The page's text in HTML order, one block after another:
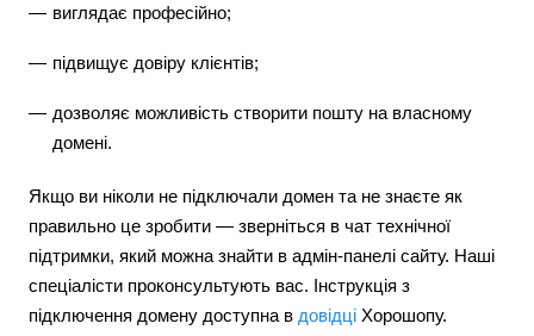
виглядає професійно;
підвищує довіру клієнтів;
дозволяє можливість створити пошту на власному
домені.
Якщо ви ніколи не підключали домен та не знаєте як
правильно це зробити — зверніться в чат технічної
підтримки, який можна знайти в адмін-панелі сайту. Наші
спеціалісти проконсультують вас. Інструкція з
підключення домену доступна в довідці Хорошопу.